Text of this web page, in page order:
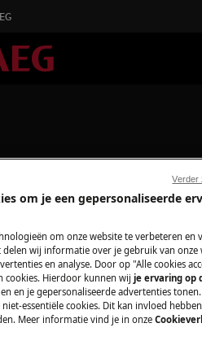
om je een gepersonaliseerde
om onze website te verbeteren en
wij informatie over je gebruik van onze
en analyse. Door op "Alle cookies
cookies. Hierdoor kunnen wij je ervaring op
en je gepersonaliseerde advertenties
essentiële cookies. Dit kan invloed
Meer informatie vind je in onze
Verder